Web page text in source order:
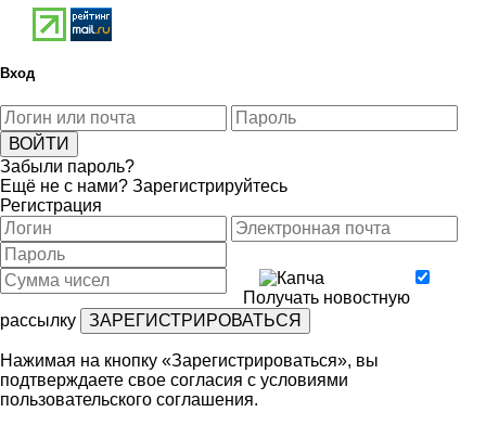
Вход
Забыли пароль?
Ещё не с нами? Зарегистрируйтесь
Регистрация
Получать новостную
рассылку
Нажимая на кнопку «Зарегистрироваться», вы
подтверждаете свое согласия с условиями
пользовательского соглашения.